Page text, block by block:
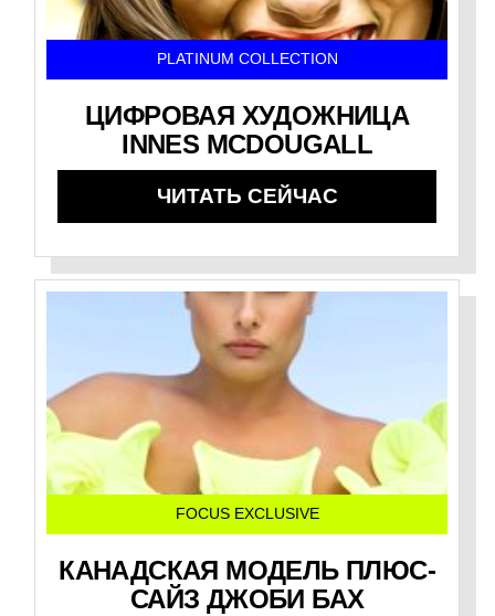
PLATINUM COLLECTION
ЦИФРОВАЯ ХУДОЖНИЦА
INNES MCDOUGALL
ЧИТАТЬ СЕЙЧАС
FOCUS EXCLUSIVE
КАНАДСКАЯ МОДЕЛЬ ПЛЮС-
САЙЗ ДЖОБИ БАХ